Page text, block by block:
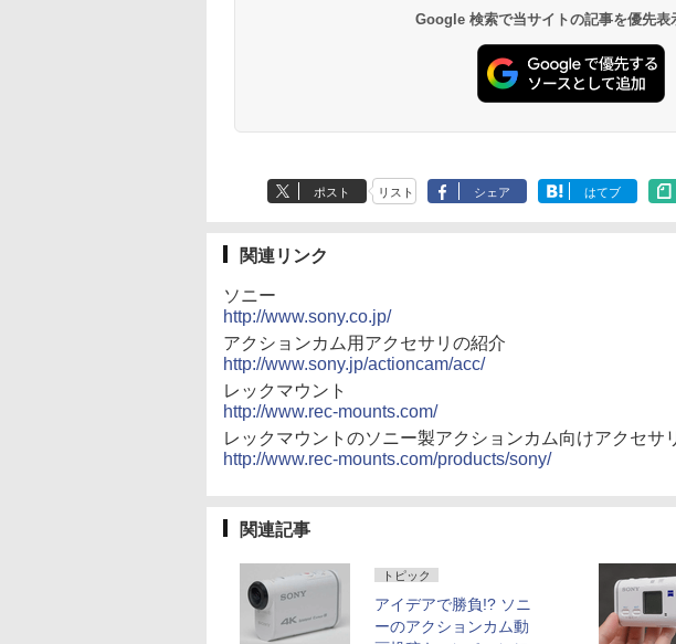
Google 検索で当サイトの記事を優先表
ポスト リスト シェア はてブ
関連リンク
ソニー
http://www.sony.co.jp/
アクションカム用アクセサリの紹介
http://www.sony.jp/actioncam/acc/
レックマウント
http://www.rec-mounts.com/
レックマウントのソニー製アクションカム向けアクセサ
http://www.rec-mounts.com/products/sony/
関連記事
トピック
アイデアで勝負!? ソニ
ーのアクションカム動